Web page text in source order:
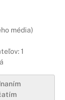
média)
1